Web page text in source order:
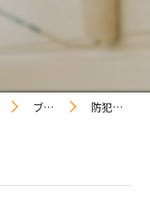
ブログ 防犯対策